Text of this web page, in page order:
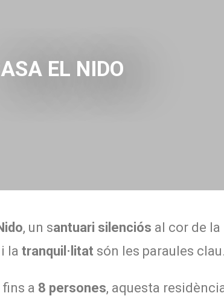
EL NIDO
, un santuari silenciós al cor de la
i latranquil·litat són les paraules clau.
a 8 persones, aquesta